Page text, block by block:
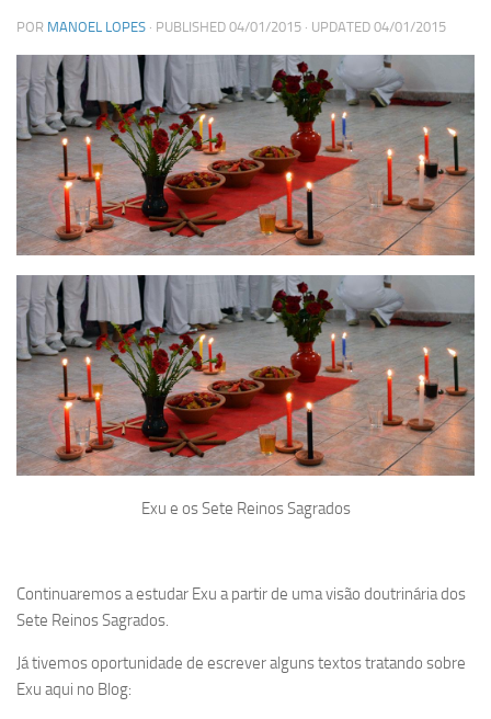
POR MANOEL LOPES · PUBLISHED 04/01/2015 · UPDATED 04/01/2015
Exu e os Sete Reinos Sagrados
Continuaremos a estudar Exu a partir de uma visão doutrinária dos
Sete Reinos Sagrados.
Já tivemos oportunidade de escrever alguns textos tratando sobre
Exu aqui no Blog: